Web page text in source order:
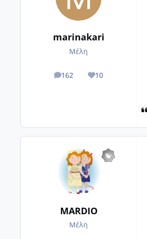
marinakari
Μέλη
162
posts 10
Reputation
MARDIO
Μέλη